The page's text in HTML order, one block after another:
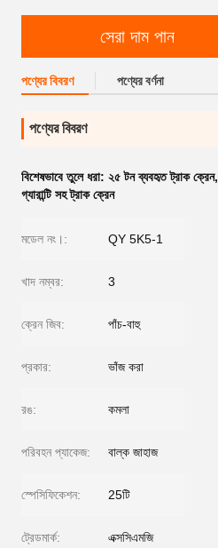
সেরা দাম পান
পণ্যের বিবরণ পণ্যের বর্ণনা
পণ্যের বিবরণ
বিশেষভাবে তুলে ধরা: ২৫ টন ব্যবহৃত ট্রাক ক্রেন,
গ্যারান্টি সহ ট্রাক ক্রেন
মডেল নং।: QY 5K5-1
খাদ নম্বর: 3
ক্রেন জিব: পাঁচ-বাহু
প্রকার: ভাঁজ করা
রঙ: কমলা
পরিবহন প্যাকেজ: বাল্ক জাহাজ
স্পেসিফিকেশন: 25টি
ট্রেডমার্ক: এক্সসিএমজি